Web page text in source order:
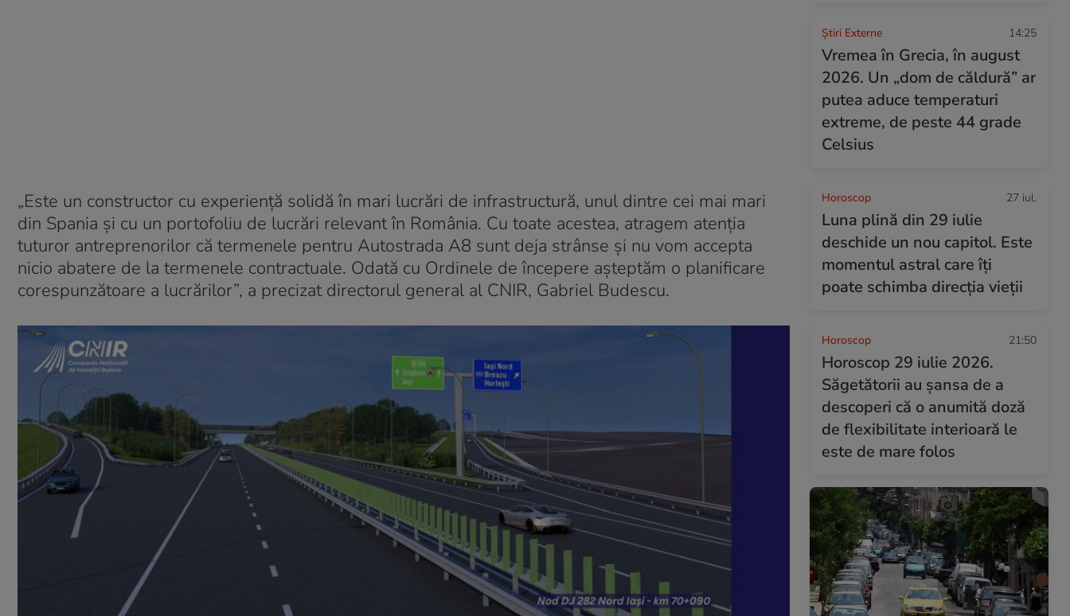
„Este un constructor cu experiență solidă în mari lucrări de infrastructură, unul dintre cei mai mari
din Spania și cu un portofoliu de lucrări relevant în România. Cu toate acestea, atragem atenția
tuturor antreprenorilor că termenele pentru Autostrada A8 sunt deja strânse și nu vom accepta
nicio abatere de la termenele contractuale. Odată cu Ordinele de începere așteptăm o planificare
corespunzătoare a lucrărilor”, a precizat directorul general al CNIR, Gabriel Budescu.
Știri Externe 14:25
Vremea în Grecia, în august
2026. Un „dom de căldură” ar
putea aduce temperaturi
extreme, de peste 44 grade
Celsius
Horoscop 27 iul.
Luna plină din 29 iulie
deschide un nou capitol. Este
momentul astral care îți
poate schimba direcția vieții
Horoscop 21:50
Horoscop 29 iulie 2026.
Săgetătorii au șansa de a
descoperi că o anumită doză
de flexibilitate interioară le
este de mare folos